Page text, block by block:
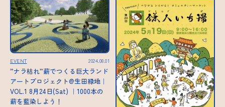
EVENT 2024.08.01
”ナラ枯れ”薪でつくる巨大ランド
アートプロジェクト@生田緑地｜
VOL.1 8月24日(Sat) ｜1000本の
薪を藍染しよう！